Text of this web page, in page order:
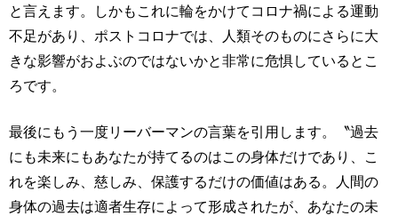
と言えます。しかもこれに輪をかけてコロナ禍による運動
不足があり、ポストコロナでは、人類そのものにさらに大
きな影響がおよぶのではないかと非常に危惧しているとこ
ろです。
最後にもう一度リーバーマンの言葉を引用します。〝過去
にも未来にもあなたが持てるのはこの身体だけであり、こ
れを楽しみ、慈しみ、保護するだけの価値はある。人間の
身体の過去は適者生存によって形成されたが、あなたの未